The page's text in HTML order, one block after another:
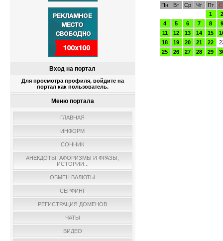
Вход на портал
Для просмотра профиля, войдите на
портал как пользователь.
Меню портала
ГЛАВНАЯ
ИНФОРМ
СОННИК
АНЕКДОТЫ, АФОРИЗМЫ И ФРАЗЫ,
ИСТОРИИ...
ОБМЕН ВАЛЮТЫ
СЕРФИНГ
РЕГИСТРАЦИЯ ДОМЕНОВ
ЧАТЫ
ВИДЕО
Пн
Вт Ср Чт Пт
1
4
5 6 7 8
11
12 13 14 15
18
19 20 21 22
25
26 27 28 29